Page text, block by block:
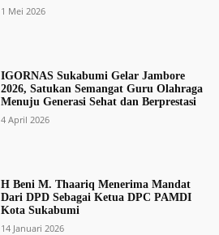
1 Mei 2026
IGORNAS Sukabumi Gelar Jambore
2026, Satukan Semangat Guru Olahraga
Menuju Generasi Sehat dan Berprestasi
4 April 2026
H Beni M. Thaariq Menerima Mandat
Dari DPD Sebagai Ketua DPC PAMDI
Kota Sukabumi
14 Januari 2026